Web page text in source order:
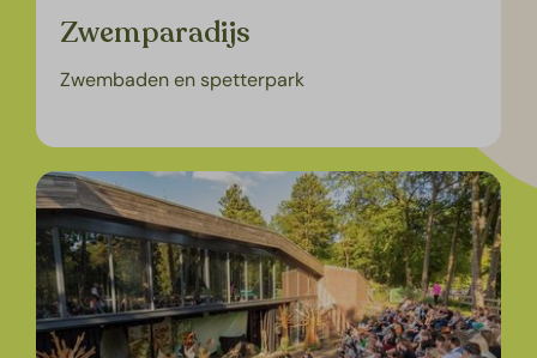
Zwemparadijs
Zwembaden en spetterpark